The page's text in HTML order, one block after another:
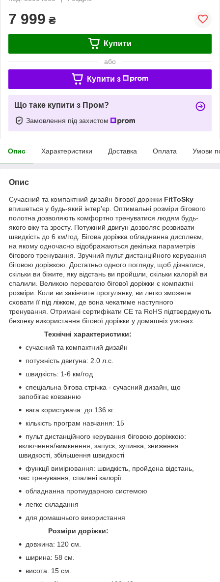
7 999 ₴
Купити
або
Купити з
Що таке купити з Пром?
Замовлення під захистом
Опис Характеристики Доставка Оплата Умови
Опис
Сучасний та компактний дизайн бігової доріжки FitToSky
впишеться у будь-який інтер'єр. Оптимальні розміри бігового
полотна дозволяють комфортно тренуватися людям будь-
якого віку та зросту. Потужний двигун дозволяє розвивати
швидкість до 6 км/год. Бігова доріжка обладнанна дисплеєм,
на якому одночасно відображаються декілька параметрів
бігового тренування. Зручний пульт дистанційного керування
біговою доріжкою. Достатньо одного погляду, щоб дізнатися,
скільки ви біжите, яку відстань ви пройшли, скільки калорій ви
спалили. Великою перевагою бігової доріжки є компактні
розміри. Коли ви закінчите прогулянку, ви легко зможете
сховати її під ліжком, де вона чекатиме наступного
тренування. Отримані сертифікати CE та RoHS підтверджують
безпеку використання бігової доріжки у домашніх умовах.
Технічні характеристики:
сучасний та компактний дизайн
потужність двигуна: 2.0 л.с.
швидкість: 1-6 км/год
спеціальна бігова стрічка - сучасний дизайн, що
запобігає ковзанню
вага користувача: до 136 кг.
кількість програм навчання: 15
пульт дистанційного керування біговою доріжкою:
включення/вимкнення, запуск, зупинка, зниження
швидкості, збільшення швидкості
функції вимірювання: швидкість, пройдена відстань,
час тренування, спалені калорії
обладнанна протиударною системою
легке складання
для домашнього використання
Розміри доріжки:
довжина: 120 см.
ширина: 58 см.
висота: 15 см.